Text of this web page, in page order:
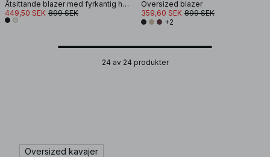
Åtsittande blazer med fyrkantig hals
449,50 SEK 899 SEK
Oversized blazer
359,60 SEK 899 SEK
+2
24 av 24 produkter
Oversized kavajer